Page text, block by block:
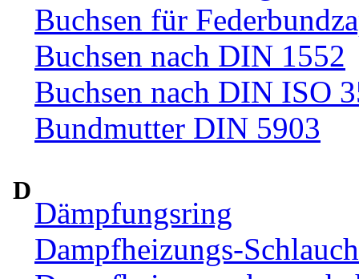
Buchsen für
Buchsen nach DIN 1552
Buchsen nach DIN ISO
Bundmutter DIN 5903
D
Dämpfungsring
Dampfheizungs-